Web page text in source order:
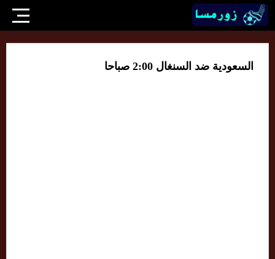
السعودية ضد السنغال 2:00 صباحا